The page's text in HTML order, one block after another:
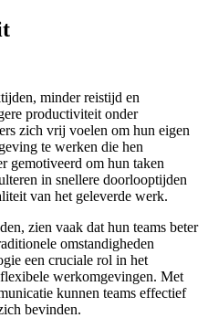
minder reistijd en
productiviteit onder
zich vrij voelen om hun eigen
te werken die hen
gemotiveerd om hun taken
in snellere doorlooptijden
van het geleverde werk.
zien vaak dat hun teams beter
omstandigheden
een cruciale rol in het
werkomgevingen. Met
kunnen teams effectief
bevinden.